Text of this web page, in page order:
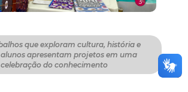
que exploram cultura, história e
apresentam projetos em uma
celebração do conhecimento